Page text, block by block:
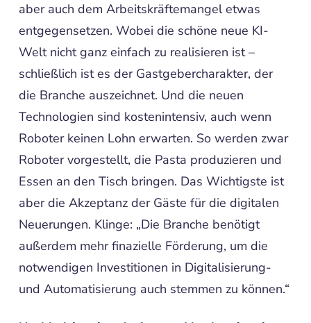
aber auch dem Arbeitskräftemangel etwas
entgegensetzen. Wobei die schöne neue KI-
Welt nicht ganz einfach zu realisieren ist –
schließlich ist es der Gastgebercharakter, der
die Branche auszeichnet. Und die neuen
Technologien sind kostenintensiv, auch wenn
Roboter keinen Lohn erwarten. So werden zwar
Roboter vorgestellt, die Pasta produzieren und
Essen an den Tisch bringen. Das Wichtigste ist
aber die Akzeptanz der Gäste für die digitalen
Neuerungen. Klinge: „Die Branche benötigt
außerdem mehr finazielle Förderung, um die
notwendigen Investitionen in Digitalisierung-
und Automatisierung auch stemmen zu können.“